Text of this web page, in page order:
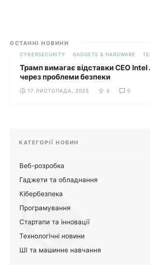
ОСТАННІ НОВИНИ
CYBERSECURITY GADGETS & HARDWARE
Трамп вимагає відставки CEO Intel
через проблеми безпеки
17 ЛИСТОПАДА, 2025 0 0
КАТЕГОРІЇ НОВИН
Веб-розробка
Гаджети та обладнання
Кібербезпека
Програмування
Стартапи та інновації
Технологічні новини
ШІ та машинне навчання